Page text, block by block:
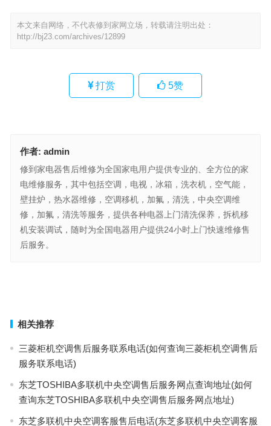
本文来自网络，不代表修到家网立场，转载请注明出处：
http://bj23.com/archives/12899
打赏 5赞
作者: admin
修到家电器售后维修为全国家电用户提供专业的、全方位的家
电维修服务，其中包括空调，电视，冰箱，洗衣机，空气能，
壁挂炉，热水器维修，空调移机，加氟，清洗，中央空调维
修，加氟，清洗等服务，提供各种电器上门清洗保养，拆机移
机安装调试，随时为全国电器用户提供24小时上门快速维修售
后服务。
相关推荐
三菱柜机空调售后服务联系电话(如何查询三菱柜机空调售后
服务联系电话)
东芝TOSHIBA多联机中央空调售后服务网点查询地址(如何
查询东芝TOSHIBA多联机中央空调售后服务网点地址)
东芝多联机中央空调客服售后电话(东芝多联机中央空调客服